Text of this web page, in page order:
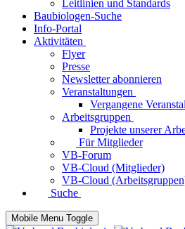
Leitlinien und Standards
Baubiologen-Suche
Info-Portal
Aktivitäten
Flyer
Presse
Newsletter abonnieren
Veranstaltungen
Vergangene
Arbeitsgruppen
Projekte unserer
Für Mitglieder
VB-Forum
VB-Cloud (Mitglieder)
VB-Cloud
Suche
Mobile Menu Toggle